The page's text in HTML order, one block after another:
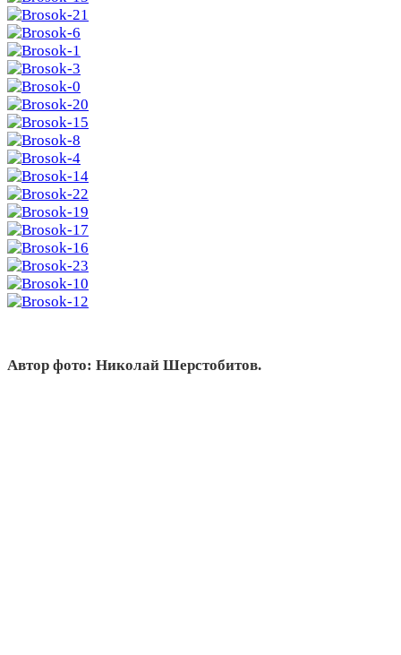
Автор фото: Николай Шерстобитов.